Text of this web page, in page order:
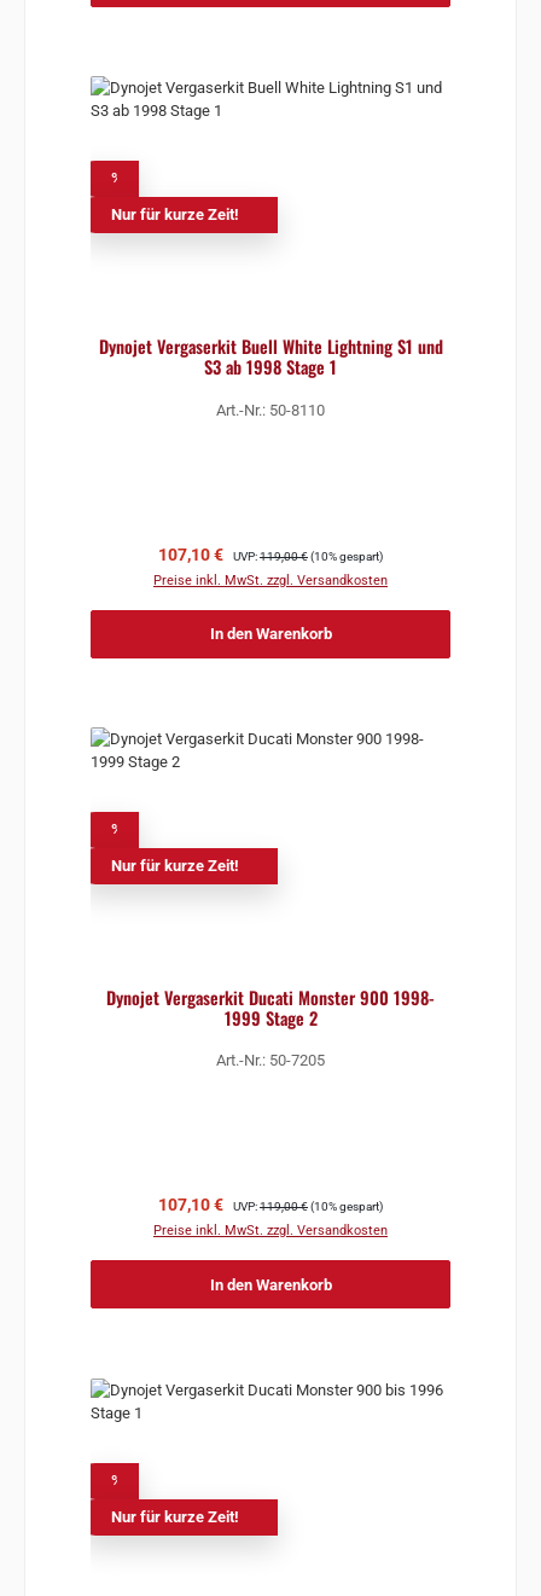
Nur für kurze Zeit!
Dynojet Vergaserkit Buell White Lightning S1 und
S3 ab 1998 Stage 1
Art.-Nr.: 50-8110
Verkaufspreis:
107,10 € Regulärer Preis:
UVP:119,00 €(10% gespart)
Preise inkl. MwSt. zzgl. Versandkosten
In den Warenkorb
Nur für kurze Zeit!
Dynojet Vergaserkit Ducati Monster 900 1998-
1999 Stage 2
Art.-Nr.: 50-7205
Verkaufspreis:
107,10 € Regulärer Preis:
UVP:119,00 €(10% gespart)
Preise inkl. MwSt. zzgl. Versandkosten
In den Warenkorb
Nur für kurze Zeit!